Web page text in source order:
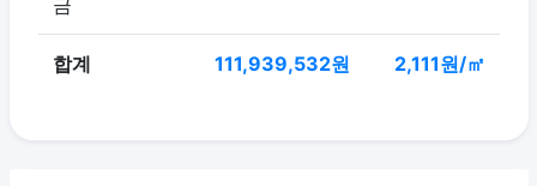
합계 111,939,532원 2,111원/㎡